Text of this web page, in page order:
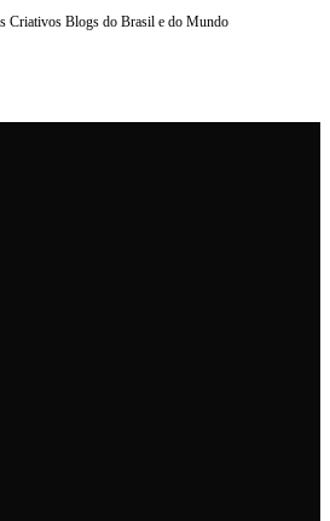
Criativos Blogs do Brasil e do Mundo